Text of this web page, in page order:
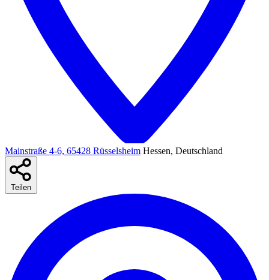
Mainstraße 4-6, 65428 Rüsselsheim Hessen, Deutschland
Teilen